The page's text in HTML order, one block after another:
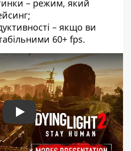
– режим, який
– якщо ви
60+ fps.
Play